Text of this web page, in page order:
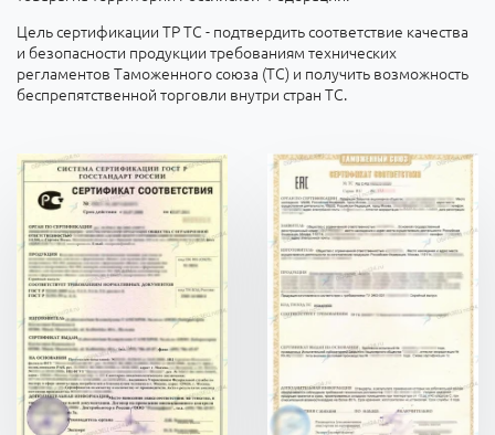
Цель сертификации ТР ТС - подтвердить соответствие качества
и безопасности продукции требованиям технических
регламентов Таможенного союза (ТС) и получить возможность
беспрепятственной торговли внутри стран ТС.